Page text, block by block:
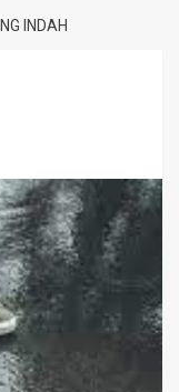
INDAH